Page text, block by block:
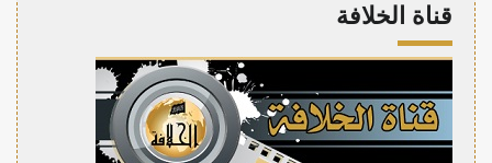
قناة الخلافة